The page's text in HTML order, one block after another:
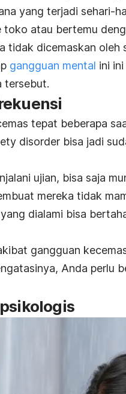
yang terjadi sehari-
toko atau bertemu
tidak dicemaskan oleh
gangguan mental ini
tersebut.
tepat beberapa
disorder bisa jadi
ujian, bisa saja
mereka tidak
dialami bisa
gangguan
Anda perlu